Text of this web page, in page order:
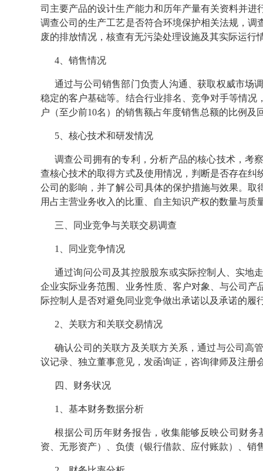
司主要产品的设计生产能力和历年产量有关资料并
调查公司的生产工艺是否符合环境保护相关法规，
废的排放情况，核查有无污染处理设施及其实际运行
4、销售情况
通过与公司销售部门负责人沟通、获取权威市场
稳定的客户基础等。结合行业排名、竞争对手等情
户（至少前10名）的销售额占年度销售总额的比例及
5、核心技术和研发情况
调查公司拥有的专利，分析产品的核心技术，考
查核心技术的取得方式及使用情况，判断是否存在
公司的影响，并了解公司具体的保护措施与效果。
用占主营业务收入的比重、自主知识产权的数量与
三、同业竞争与关联交易调查
1、同业竞争情况
通过询问公司及其控股股东或实际控制人、实地
企业实际业务范围、业务性质、客户对象、与公司
际控制人是否对避免同业竞争做出承诺以及承诺的履
2、关联方和关联交易情况
确认公司的关联方及关联方关系，通过与公司高
议记录、独立董事意见，发函询证，咨询律师及注
四、财务状况
1、基本财务数据分析
根据公司历年财务报告，收集能够反映公司财
资、无形资产）、负债（银行借款、应付账款）、